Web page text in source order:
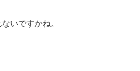
いですかね。